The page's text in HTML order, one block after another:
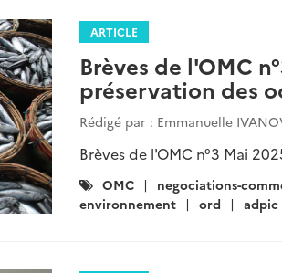
ARTICLE
Brèves de l'OMC
préservation des
Rédigé par : Emmanuelle
Brèves de l'OMC n°3 Mai
Catégories
:
OMC negociations-
environnement
ord adpic